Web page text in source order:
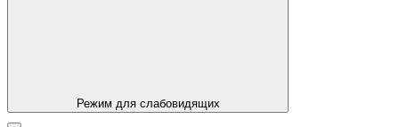
Режим для слабовидящих